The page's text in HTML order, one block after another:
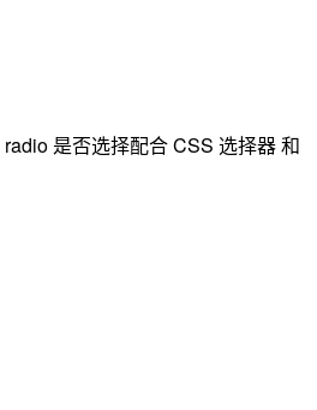
是否选择配合 CSS 选择器 和